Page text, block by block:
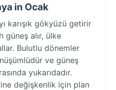
in Ocak
karışık gökyüzü getirir
alır, ülke
Bulutlu dönemler
ve güneş
yukarıdadır.
değişkenlik için plan